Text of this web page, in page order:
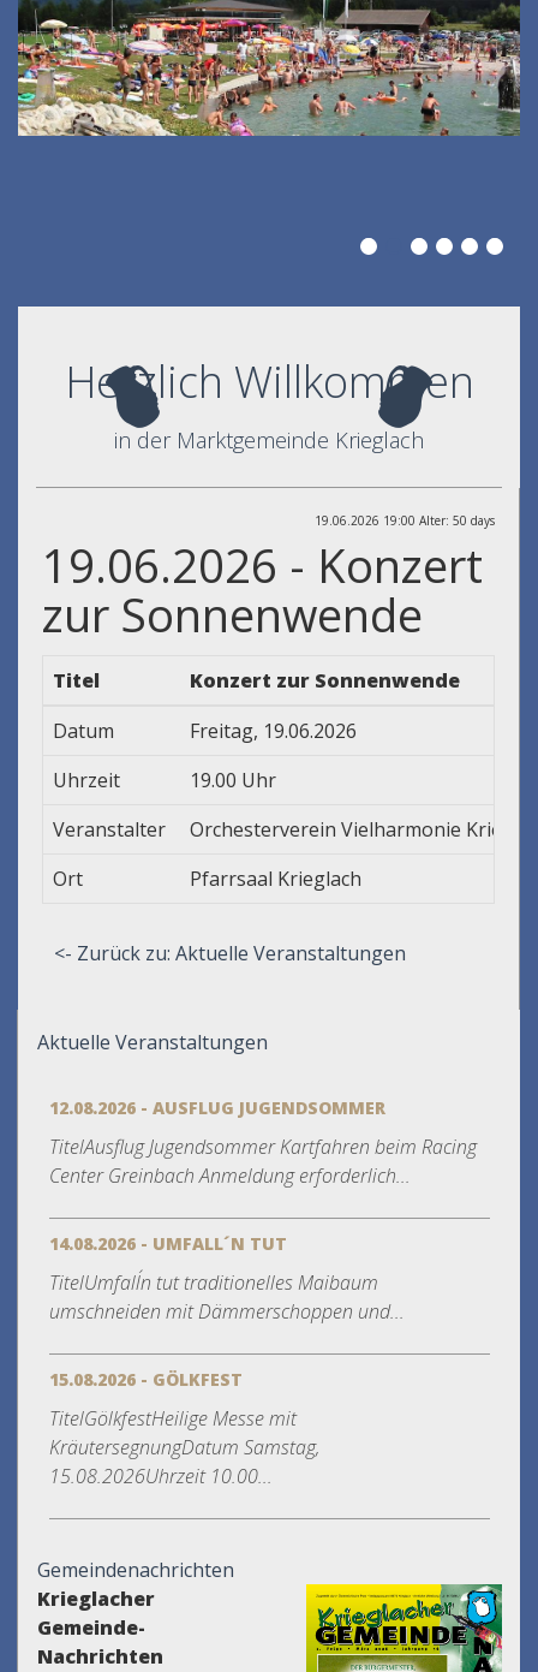
Herzlich Willkommen
in der Marktgemeinde Krieglach
19.06.2026 19:00 Alter: 50 days
19.06.2026 - Konzert
zur Sonnenwende
Titel
Konzert zur Sonnenwende
Datum
Freitag, 19.06.2026
Uhrzeit
19.00 Uhr
Veranstalter
Orchesterverein Vielharmonie
Ort
Pfarrsaal Krieglach
<- Zurück zu: Aktuelle Veranstaltungen
Aktuelle Veranstaltungen
12.08.2026 - AUSFLUG JUGENDSOMMER
TitelAusflug Jugendsommer Kartfahren beim Racing
Center Greinbach Anmeldung erforderlich...
14.08.2026 - UMFALL´N TUT
TitelUmfall´n tut traditionelles Maibaum
umschneiden mit Dämmerschoppen und...
15.08.2026 - GÖLKFEST
TitelGölkfestHeilige Messe mit
KräutersegnungDatum Samstag,
15.08.2026Uhrzeit 10.00...
Gemeindenachrichten
Krieglacher
Gemeinde-
Nachrichten